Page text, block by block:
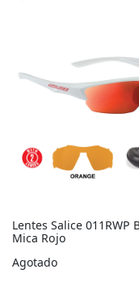
Lentes Salice 011RWP
Mica Rojo
Agotado